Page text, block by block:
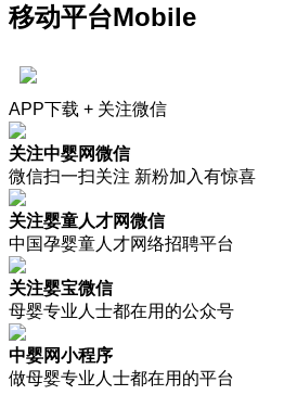
移动平台Mobile
APP下载 + 关注微信
关注中婴网微信
微信扫一扫关注 新粉加入有惊喜
关注婴童人才网微信
中国孕婴童人才网络招聘平台
关注婴宝微信
母婴专业人士都在用的公众号
中婴网小程序
做母婴专业人士都在用的平台